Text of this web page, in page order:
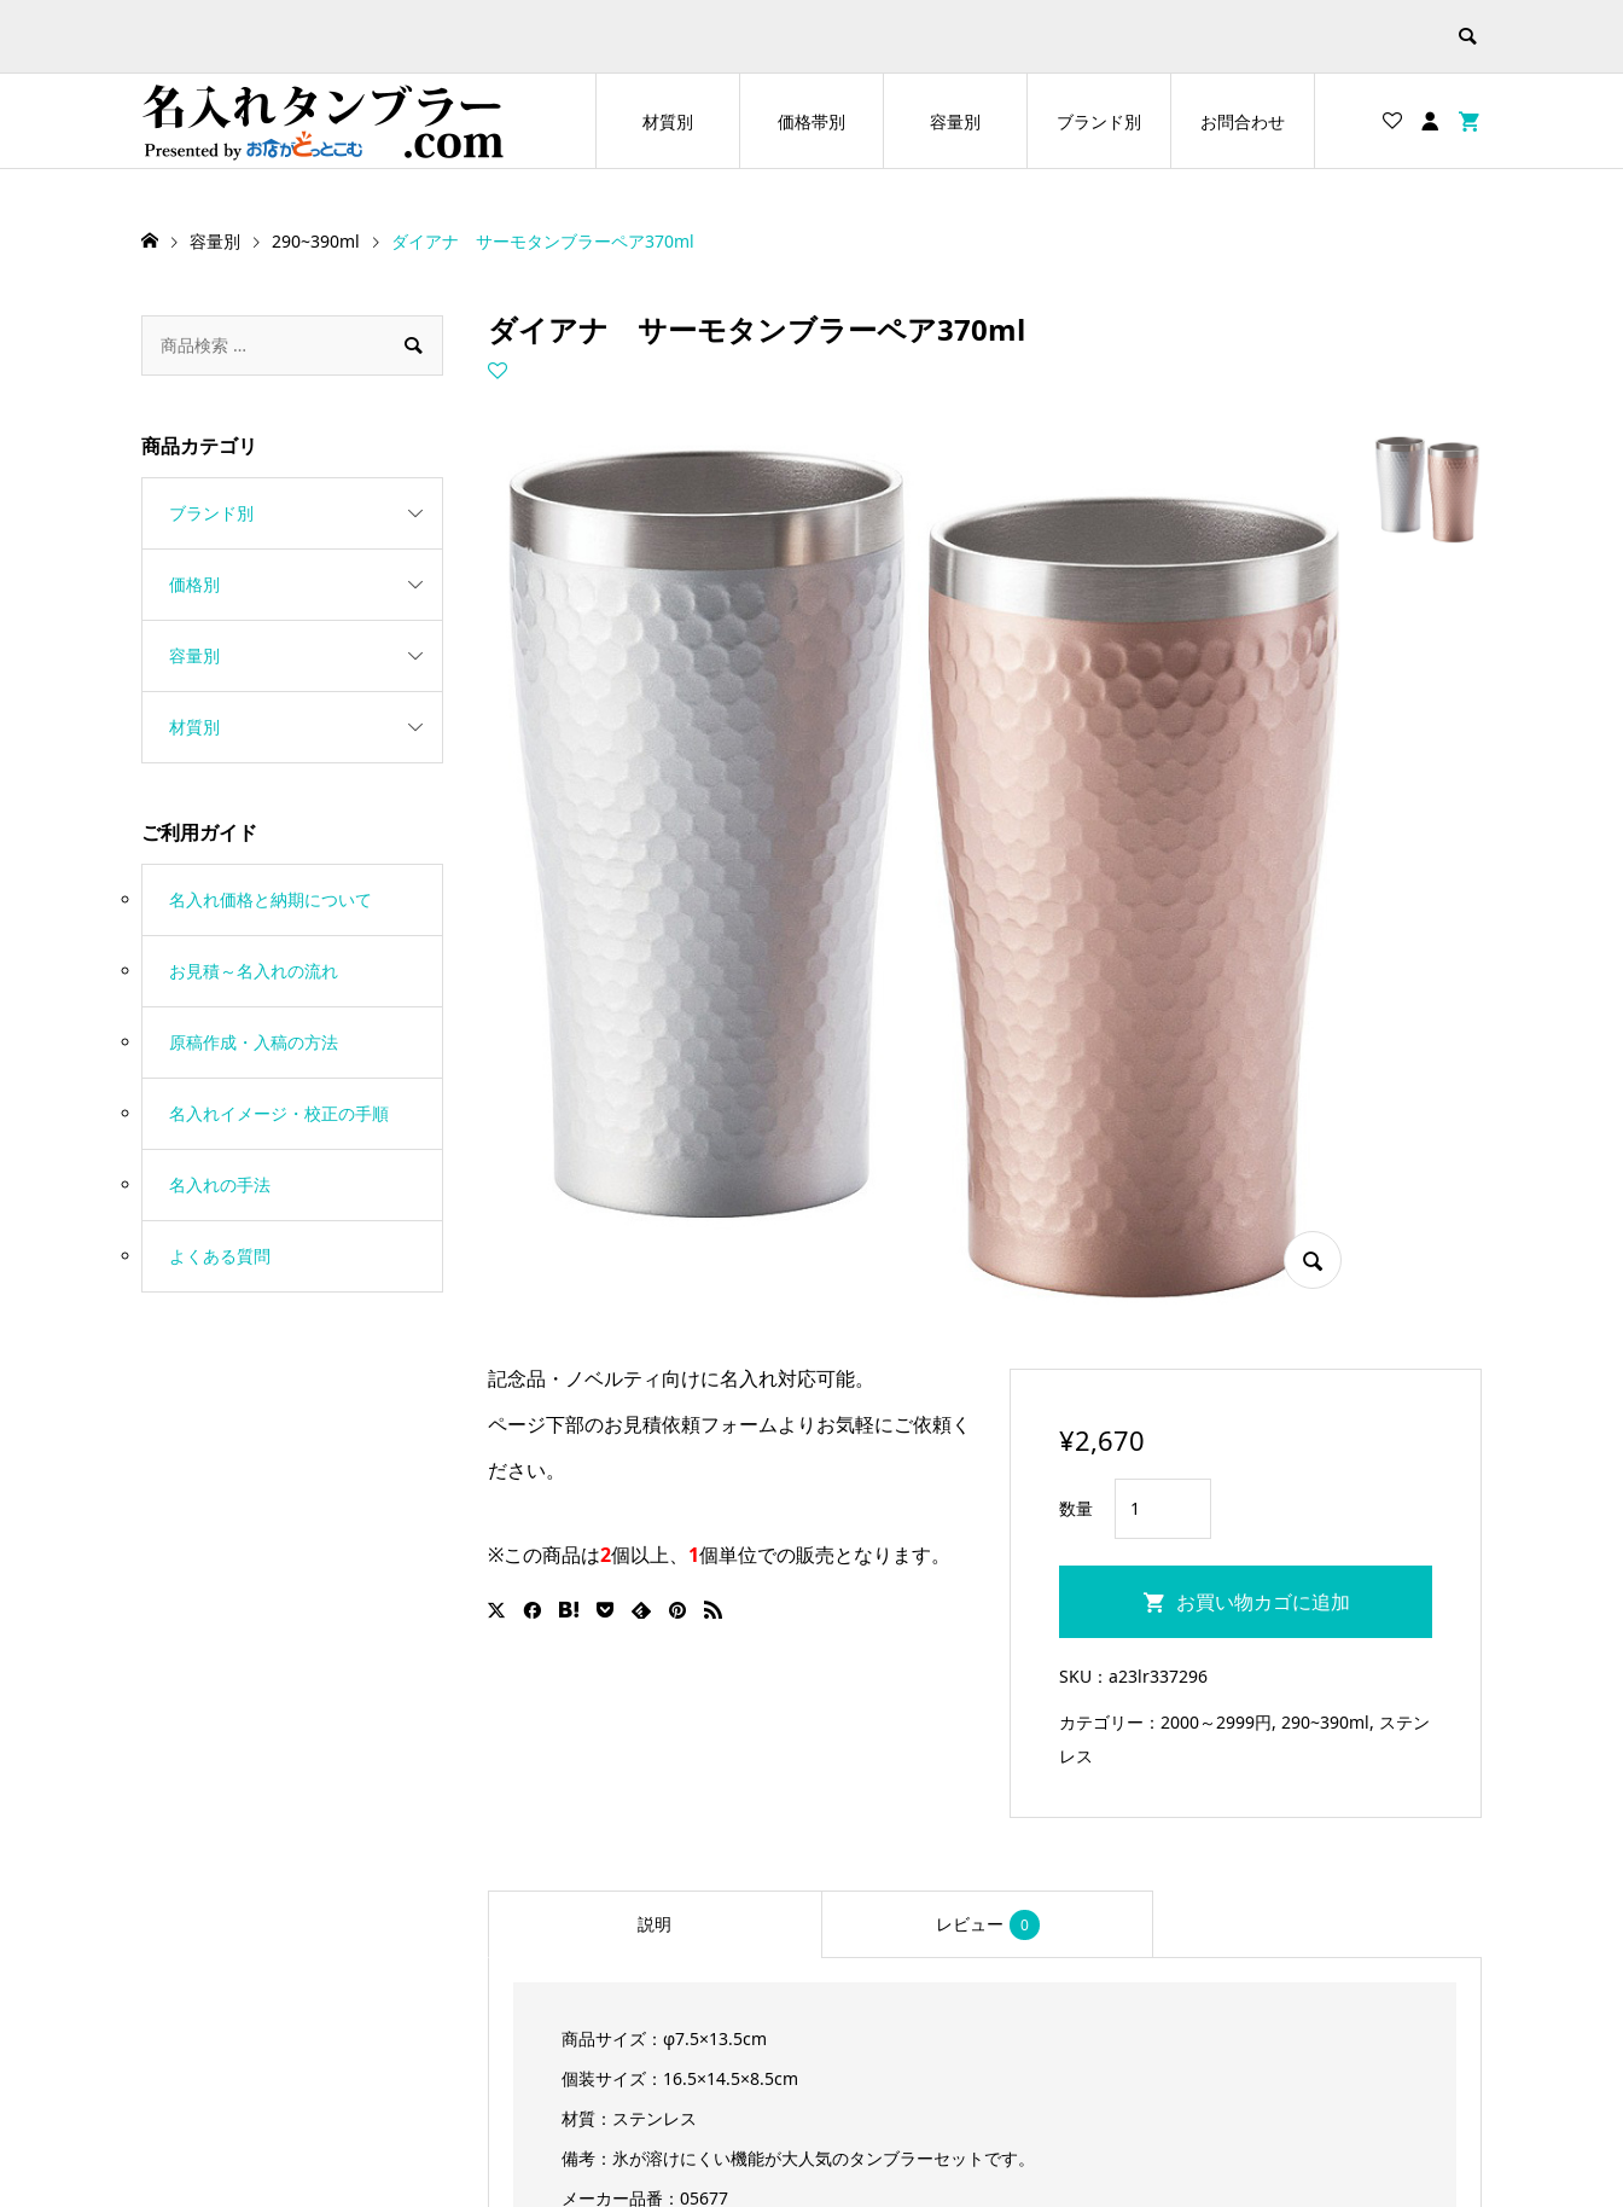
材質別 価格帯別 容量別 ブランド別 お問合わせ
容量別 290~390ml ダイアナ サーモタンブラーペア370ml
ダイアナ サーモタンブラーペア370ml
記念品・ノベルティ向けに名入れ対応可能。
ページ下部のお見積依頼フォームよりお気軽にご依頼く
ださい。
※この商品は2個以上、 1個単位での販売となります。
¥2,670
数量
ア
ナ
タ
ペ
お買い物カゴに追加
SKU：a23lr337296
カテゴリー：2000～2999円,290~390ml, ステン
レス
説明 レビュー 0
商品サイズ：φ7.5×13.5cm
個装サイズ：16.5×14.5×8.5cm
材質：ステンレス
備考：氷が溶けにくい機能が大人気のタンブラーセットです。
メーカー品番：05677

商品カテゴリ
ブランド別
価格別
容量別
材質別
ご利用ガイド
名入れ価格と納期について
お見積～名入れの流れ
原稿作成・入稿の方法
名入れイメージ・校正の手順
名入れの手法
よくある質問